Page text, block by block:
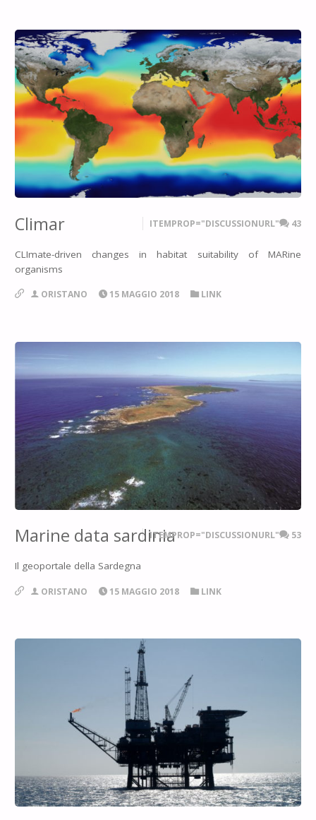
Climar ITEMPROP="DISCUSSIONURL" 43
CLImate-driven changes in habitat suitability of MARine
organisms
ORISTANO 15 MAGGIO 2018 LINK
Marine data sardiniaITEMPROP="DISCUSSIONURL" 53
Il geoportale della Sardegna
ORISTANO 15 MAGGIO 2018 LINK